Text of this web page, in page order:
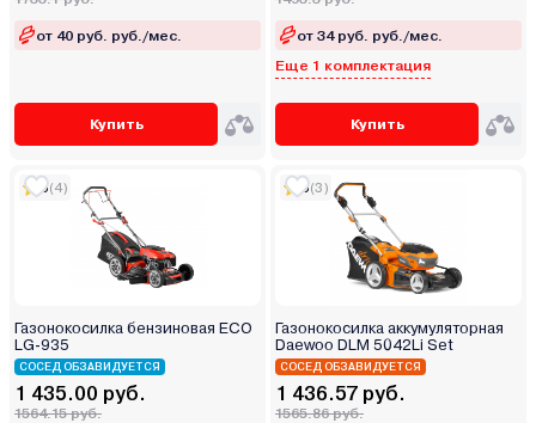
от 40 руб. руб./мес.
Купить
от 34 руб. руб./мес.
Еще 1 комплектация
Купить
5(4)
Газонокосилка бензиновая ECO
LG-935
СОСЕД ОБЗАВИДУЕТСЯ
1 435.00 руб.
1564.15 руб.
5(3)
Газонокосилка аккумуляторная
Daewoo DLM 5042Li Set
СОСЕД ОБЗАВИДУЕТСЯ
1 436.57 руб.
1565.86 руб.